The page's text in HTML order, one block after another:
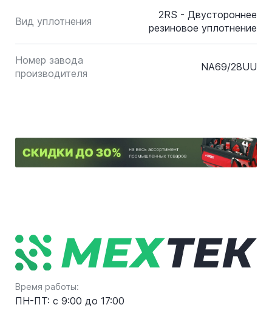
Вид уплотнения
2RS - Двустороннее
резиновое уплотнение
Номер завода
производителя
NA69/28UU
Время работы:
ПН-ПТ: с 9:00 до 17:00